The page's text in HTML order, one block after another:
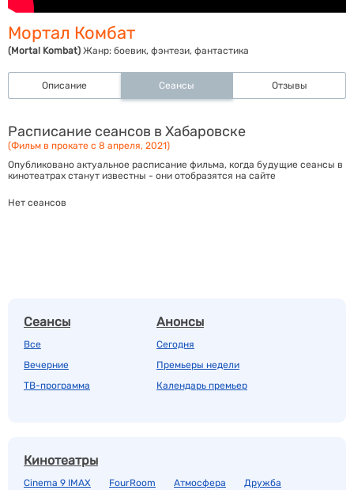
Мортал Комбат
(Mortal Kombat) Жанр: боевик, фэнтези, фантастика
Описание Сеансы Отзывы
Расписание сеансов в Хабаровске
(Фильм в прокате с 8 апреля, 2021)
Опубликовано актуальное расписание фильма, когда будущие сеансы в
кинотеатрах станут известны - они отобразятся на сайте
Нет сеансов
Сеансы
Все
Вечерние
ТВ-программа
Анонсы
Сегодня
Премьеры недели
Календарь премьер
Кинотеатры
Cinema 9 IMAX FourRoom Атмосфера
Дружба